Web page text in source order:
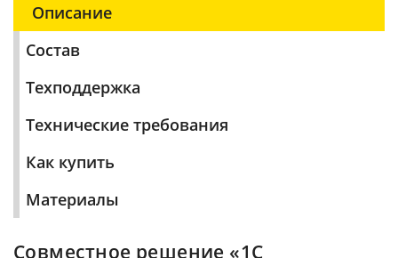
Описание
Состав
Техподдержка
Технические требования
Как купить
Материалы
Совместное решение «1С